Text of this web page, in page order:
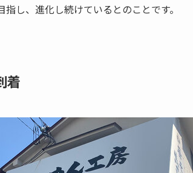
し、進化し続けているとのことです。
着